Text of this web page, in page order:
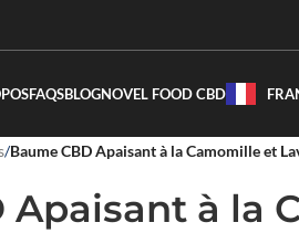
FAQSBLOGNOVEL FOOD CBD
/Baume CBD Apaisant à la Camomille et
Apaisant à la